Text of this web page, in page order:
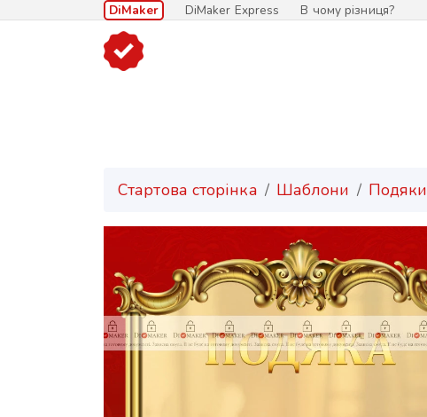
DiMaker DiMaker Express В чому різниця?
Стартова сторінка Шаблони Подяки